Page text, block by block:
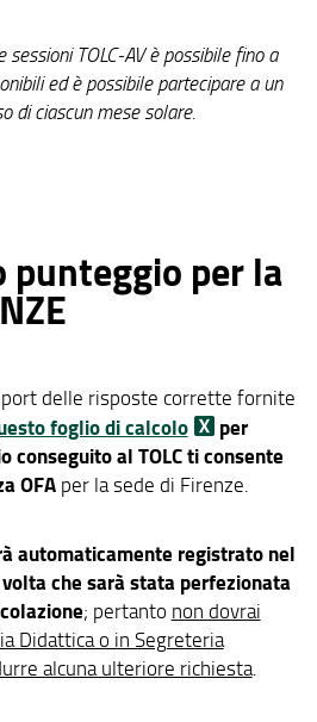
TOLC‐AV è possibile fino a
ed è possibile partecipare a un
di ciascun mese solare.
punteggio per la
delle risposte corrette fornite
foglio di calcolo
per
conseguito al TOLC ti consente
OFAper la sede di Firenze.
automaticamente registrato nel
che sarà stata perfezionata
; pertanto non dovrai
Didattica o in Segreteria
alcuna ulteriore richiesta.